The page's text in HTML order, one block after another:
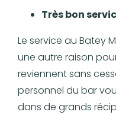
Très bon
Le service au Batey
une autre raison
reviennent sans
personnel du bar
dans de grands